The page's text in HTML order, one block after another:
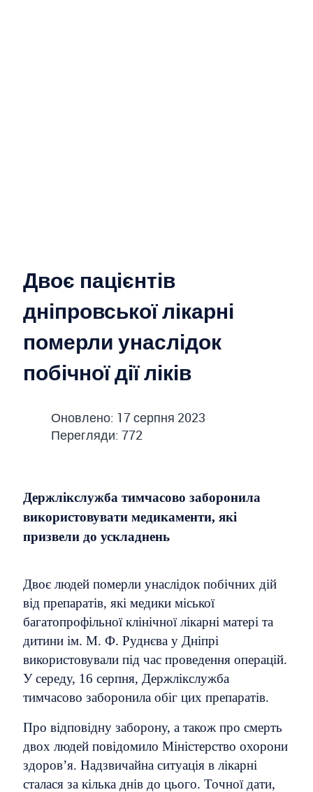
Двоє пацієнтів
дніпровської лікарні
померли унаслідок
побічної дії ліків
Оновлено: 17 серпня 2023
Перегляди: 772
Держлікслужба тимчасово заборонила
використовувати медикаменти, які
призвели до ускладнень
Двоє людей померли унаслідок побічних дій
від препаратів, які медики міської
багатопрофільної клінічної лікарні матері та
дитини ім. М. Ф. Руднєва у Дніпрі
використовували під час проведення операцій.
У середу, 16 серпня, Держлікслужба
тимчасово заборонила обіг цих препаратів.
Про відповідну заборону, а також про смерть
двох людей повідомило Міністерство охорони
здоров’я. Надзвичайна ситуація в лікарні
сталася за кілька днів до цього. Точної дати,